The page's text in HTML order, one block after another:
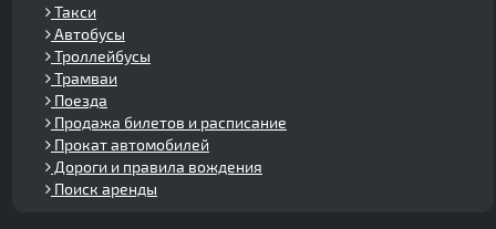
Такси
Автобусы
Троллейбусы
Трамваи
Поезда
Продажа билетов и расписание
Прокат автомобилей
Дороги и правила вождения
Поиск аренды